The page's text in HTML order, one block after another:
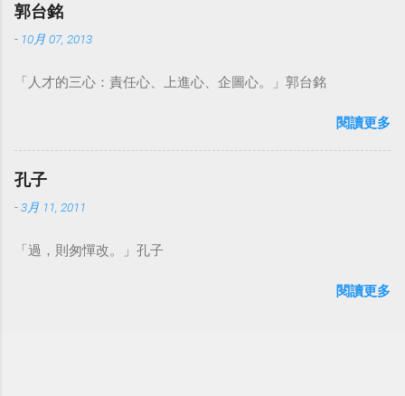
郭台銘
- 10月 07, 2013
「人才的三心：責任心、上進心、企圖心。」郭台銘
閱讀更多
孔子
-3月 11, 2011
「過，則匆憚改。」孔子
閱讀更多